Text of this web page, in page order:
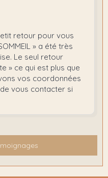
retour pour vous
» a été très
Le seul retour
» ce qui est plus que
vos coordonnées
vous contacter si